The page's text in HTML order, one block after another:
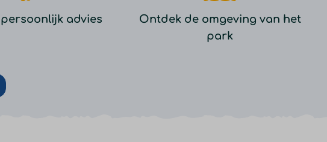
advies
Ontdek de omgeving van het
park